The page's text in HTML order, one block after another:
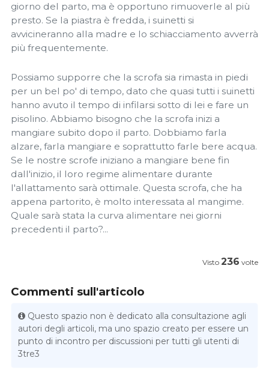
giorno del parto, ma è opportuno rimuoverle al più
presto. Se la piastra è fredda, i suinetti si
avvicineranno alla madre e lo schiacciamento avverrà
più frequentemente.
Possiamo supporre che la scrofa sia rimasta in piedi
per un bel po' di tempo, dato che quasi tutti i suinetti
hanno avuto il tempo di infilarsi sotto di lei e fare un
pisolino. Abbiamo bisogno che la scrofa inizi a
mangiare subito dopo il parto. Dobbiamo farla
alzare, farla mangiare e soprattutto farle bere acqua.
Se le nostre scrofe iniziano a mangiare bene fin
dall'inizio, il loro regime alimentare durante
l'allattamento sarà ottimale. Questa scrofa, che ha
appena partorito, è molto interessata al mangime.
Quale sarà stata la curva alimentare nei giorni
precedenti il ​​parto?...
Visto 236 volte
Commenti sull'articolo
Questo spazio non è dedicato alla consultazione agli
autori degli articoli, ma uno spazio creato per essere un
punto di incontro per discussioni per tutti gli utenti di
3tre3